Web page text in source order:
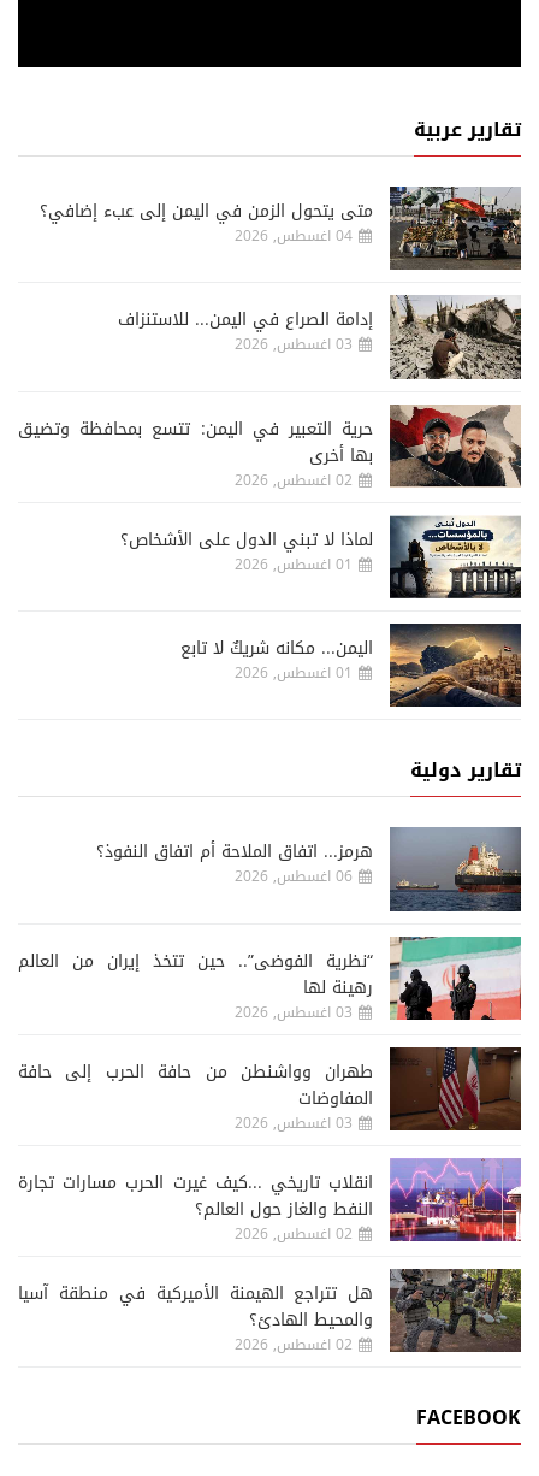
تقارير عربية
متى يتحول الزمن في اليمن إلى عبء إضافي؟
04 اغسطس, 2026
إدامة الصراع في اليمن... للاستنزاف
03 اغسطس, 2026
حرية التعبير في اليمن: تتسع بمحافظة وتضيق
بها أخرى
02 اغسطس, 2026
لماذا لا تبني الدول على الأشخاص؟
01 اغسطس, 2026
اليمن... مكانه شريكٌ لا تابع
01 اغسطس, 2026
تقارير دولية
هرمز... اتفاق الملاحة أم اتفاق النفوذ؟
06 اغسطس, 2026
“نظرية الفوضى”.. حين تتخذ إيران من العالم
رهينة لها
03 اغسطس, 2026
طهران وواشنطن من حافة الحرب إلى حافة
المفاوضات
03 اغسطس, 2026
انقلاب تاريخي ...كيف غيرت الحرب مسارات تجارة
النفط والغاز حول العالم؟
02 اغسطس, 2026
هل تتراجع الهيمنة الأميركية في منطقة آسيا
والمحيط الهادئ؟
02 اغسطس, 2026
FACEBOOK